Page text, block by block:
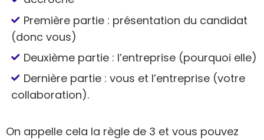
Première partie : présentation du candidat
(donc vous)
Deuxième partie : l’entreprise (pourquoi elle)
Dernière partie : vous et l’entreprise (votre
collaboration).
On appelle cela la règle de 3 et vous pouvez